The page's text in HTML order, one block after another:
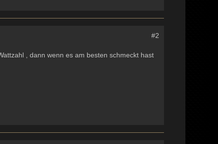
#2
, dann wenn es am besten schmeckt hast